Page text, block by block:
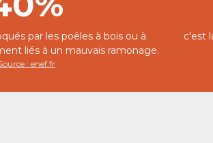
par les poêles à bois ou à
liés à un mauvais ramonage.
: enef.fr
c'est